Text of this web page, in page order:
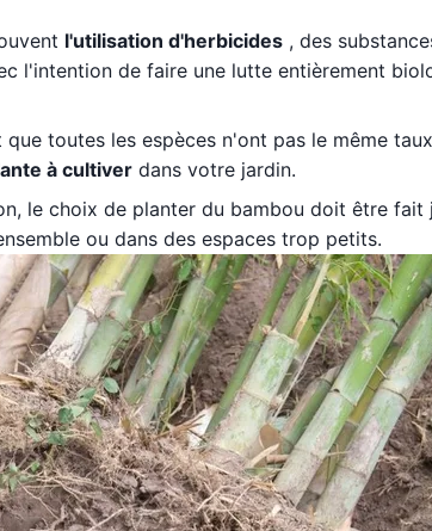
l'utilisation d'herbicides , des
l'intention de faire une lutte entièrement
toutes les espèces n'ont pas le même
à cultiver dans votre jardin.
le choix de planter du bambou doit être fait
ou dans des espaces trop petits.